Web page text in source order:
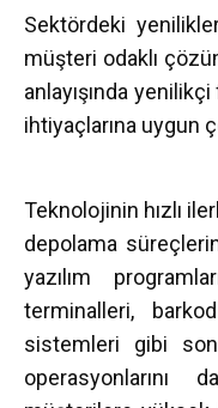
Sektördeki
müşteri odaklı
anlayışında
ihtiyaçlarına uygun
Teknolojinin hızlı
depolama
yazılım
terminalleri,
sistemleri gibi